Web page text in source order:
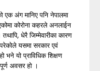
एक अंग मानिए पनि नेपालमा
कोरोना कहरले अनलाईन
धेरै जिम्मेवारीका कारण
यसमा सरकार एवं
भने यो प्राविधिक शिक्षण
अवसर हो ।